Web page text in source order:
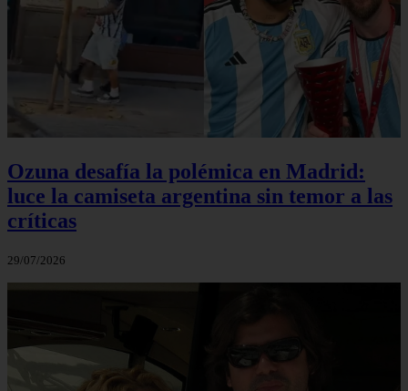
Ozuna desafía la polémica en Madrid:
luce la camiseta argentina sin temor a las
críticas
29/07/2026